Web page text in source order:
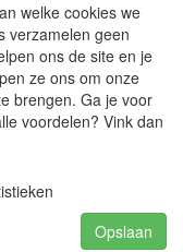
of Commerce
welke cookies we
verzamelen geen
ons de site en je
ze ons om onze
brengen. Ga je voor
voordelen? Vink dan
Opslaan